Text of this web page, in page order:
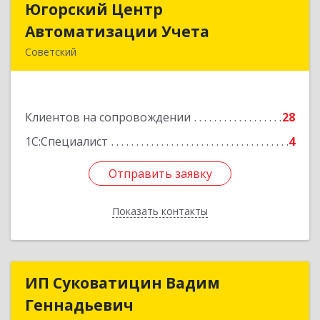
Югорский Центр
Автоматизации Учета
Советский
Клиентов на сопровождении
28
1С:Специалист
4
Отправить заявку
Показать контакты
Югорский Центр
Автоматизации Учета
Подробнее
Отправить заявку
Назад
ИП Суковатицин Вадим
Геннадьевич
ИП Суковатицин Вадим